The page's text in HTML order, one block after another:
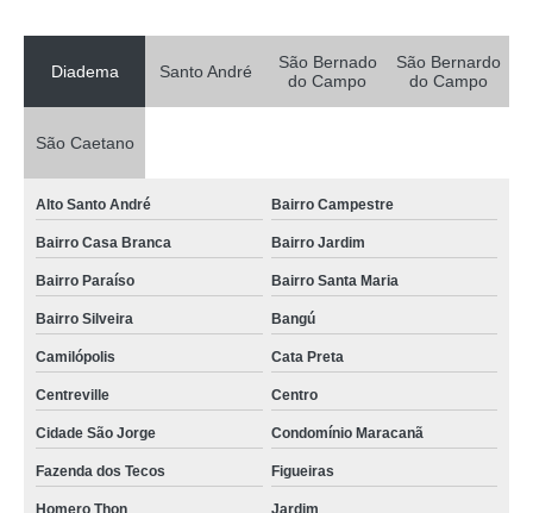
busco por entrega expressa flores Jardim ABC
entrega expressa de documentos Jardim Bela Vista
serviço de entrega expressa Vila São Pedro
busco por entrega expressa farmácia Parque Real
entrega expressa flores Jardim Canhema
busco por entrega expressa presentes Jardim Sapopema
busco por entrega expressa motoboy Vila São Pedro
entrega expressa frete Santa Teresinha
Diadema Santo André
São Bernado
do Campo
São Bernardo
do Campo
São Caetano
Alto Santo André Bairro Campestre
Bairro Casa Branca Bairro Jardim
Bairro Paraíso Bairro Santa Maria
Bairro Silveira Bangú
Camilópolis Cata Preta
Centreville Centro
Cidade São Jorge Condomínio Maracanã
Fazenda dos Tecos Figueiras
Homero Thon Jardim